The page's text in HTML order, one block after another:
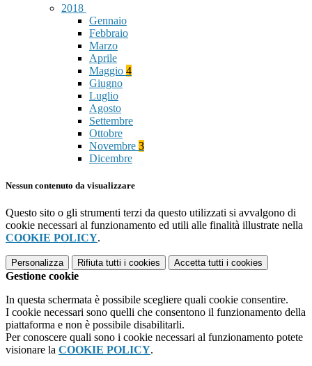
2018
Gennaio
Febbraio
Marzo
Aprile
Maggio 4
Giugno
Luglio
Agosto
Settembre
Ottobre
Novembre 3
Dicembre
Nessun contenuto da visualizzare
Questo sito o gli strumenti terzi da questo utilizzati si avvalgono di
cookie necessari al funzionamento ed utili alle finalità illustrate nella
COOKIE POLICY.
Personalizza Rifiuta tutti i cookies Accetta tutti i cookies
Gestione cookie
In questa schermata è possibile scegliere quali cookie consentire.
I cookie necessari sono quelli che consentono il funzionamento della
piattaforma e non è possibile disabilitarli.
Per conoscere quali sono i cookie necessari al funzionamento potete
visionare la COOKIE POLICY.